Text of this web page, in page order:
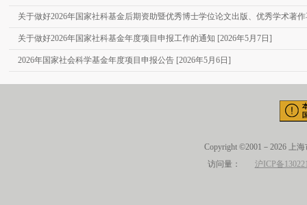
关于做好2026年国家社科基金后期资助暨优秀博士学位论文出版、优秀学术著
关于做好2026年国家社科基金年度项目申报工作的通知 [2026年5月7日]
2026年国家社会科学基金年度项目申报公告 [2026年5月6日]
Copyright ©2001－2026 上
访问量： 沪ICP备